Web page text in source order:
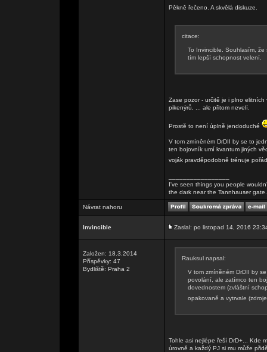
Pěkně řečeno. A skvělá diskuze.
citace:
To Invincible. Souhlasím,
tím lepší schopnost velení.
Zase pozor - určitě je i plno
pikenýrů, ... ale přitom nevelí.
Prostě to není úplně jendoduché
V tom zmíněném DrDII by se to
ten bojovník umí kvantum jiných
voják pravděpodobně trénuje
I've seen things you people
the dark near the Tannhauser
Návrat nahoru
Invincible Zaslal: po listopad 14, 2016
Založen: 18.3.2014
Příspěvky: 47
Bydliště: Praha 2
Rauksul napsal:
V tom zmíněném DrDII by
povolání, ale zatímco ten
dovednostem (zvláštní
opakovaně a vytrvale
Tohle asi nejlépe řeší DrD+... Kde
úrovně a každý PJ si mu může